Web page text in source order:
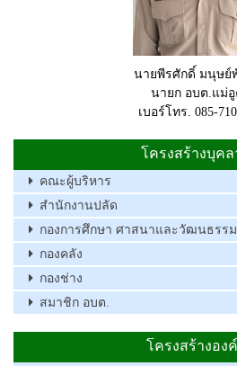
นายพีรศักดิ์ มนุษ
นายก อบต.แม่อู
เบอร์โทร. 085-
โครงสร้างบุคล
คณะผู้บริหาร
สำนักงานปลัด
กองการศึกษา ศาสนาและวัฒนธรรม
กองคลัง
กองช่าง
สมาชิก อบต.
โครงสร้างอง